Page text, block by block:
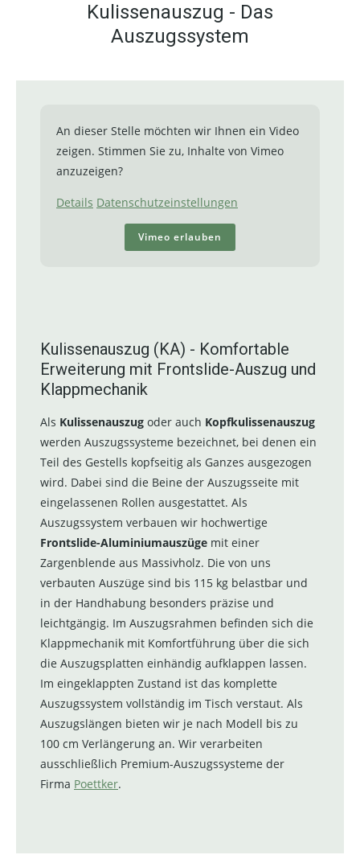
Kulissenauszug - Das
Auszugssystem
An dieser Stelle möchten wir Ihnen ein Video
zeigen. Stimmen Sie zu, Inhalte von Vimeo
anzuzeigen?
Details Datenschutzeinstellungen
Vimeo erlauben
Kulissenauszug (KA) - Komfortable
Erweiterung mit Frontslide-Auszug und
Klappmechanik
Als Kulissenauszug oder auch Kopfkulissenauszug
werden Auszugssysteme bezeichnet, bei denen ein
Teil des Gestells kopfseitig als Ganzes ausgezogen
wird. Dabei sind die Beine der Auszugsseite mit
eingelassenen Rollen ausgestattet. Als
Auszugssystem verbauen wir hochwertige
Frontslide-Aluminiumauszüge mit einer
Zargenblende aus Massivholz. Die von uns
verbauten Auszüge sind bis 115 kg belastbar und
in der Handhabung besonders präzise und
leichtgängig. Im Auszugsrahmen befinden sich die
Klappmechanik mit Komfortführung über die sich
die Auszugsplatten einhändig aufklappen lassen.
Im eingeklappten Zustand ist das komplette
Auszugssystem vollständig im Tisch verstaut. Als
Auszugslängen bieten wir je nach Modell bis zu
100 cm Verlängerung an. Wir verarbeiten
ausschließlich Premium-Auszugssysteme der
Firma Poettker.